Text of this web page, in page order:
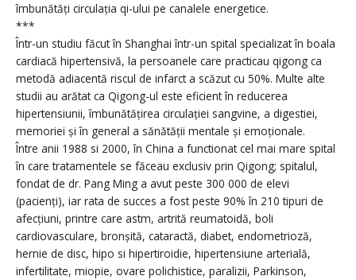
îmbunătăți circulația qi-ului pe canalele energetice.
***
Într-un studiu făcut în Shanghai într-un spital specializat în boala
cardiacă hipertensivă, la persoanele care practicau qigong ca
metodă adiacentă riscul de infarct a scăzut cu 50%. Multe alte
studii au arătat ca Qigong-ul este eficient în reducerea
hipertensiunii, îmbunătățirea circulației sangvine, a digestiei,
memoriei și în general a sănătății mentale și emoționale.
Între anii 1988 si 2000, în China a functionat cel mai mare spital
în care tratamentele se făceau exclusiv prin Qigong; spitalul,
fondat de dr. Pang Ming a avut peste 300 000 de elevi
(pacienți), iar rata de succes a fost peste 90% în 210 tipuri de
afecțiuni, printre care astm, artrită reumatoidă, boli
cardiovasculare, bronșită, cataractă, diabet, endometrioză,
hernie de disc, hipo si hipertiroidie, hipertensiune arterială,
infertilitate, miopie, ovare polichistice, paralizii, Parkinson,